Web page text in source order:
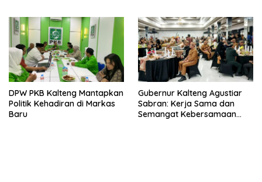
DPW PKB Kalteng Mantapkan
Politik Kehadiran di Markas
Baru
Gubernur Kalteng Agustiar
Sabran: Kerja Sama dan
Semangat Kebersamaan